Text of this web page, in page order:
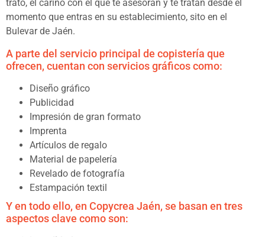
trato, el cariño con el que te asesoran y te tratan desde el
momento que entras en su establecimiento, sito en el
Bulevar de Jaén.
A parte del servicio principal de copistería que
ofrecen, cuentan con servicios gráficos como:
Diseño gráfico
Publicidad
Impresión de gran formato
Imprenta
Artículos de regalo
Material de papelería
Revelado de fotografía
Estampación textil
Y en todo ello, en Copycrea Jaén, se basan en tres
aspectos clave como son: